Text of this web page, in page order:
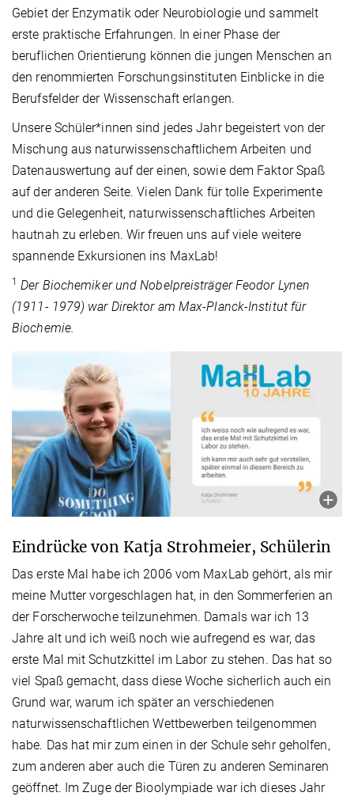
Gebiet der Enzymatik oder Neurobiologie und sammelt
erste praktische Erfahrungen. In einer Phase der
beruflichen Orientierung können die jungen Menschen an
den renommierten Forschungsinstituten Einblicke in die
Berufsfelder der Wissenschaft erlangen.
Unsere Schüler*innen sind jedes Jahr begeistert von der
Mischung aus naturwissenschaftlichem Arbeiten und
Datenauswertung auf der einen, sowie dem Faktor Spaß
auf der anderen Seite. Vielen Dank für tolle Experimente
und die Gelegenheit, naturwissenschaftliches Arbeiten
hautnah zu erleben. Wir freuen uns auf viele weitere
spannende Exkursionen ins MaxLab!
1 Der Biochemiker und Nobelpreisträger Feodor Lynen
(1911- 1979) war Direktor am Max-Planck-Institut für
Biochemie.
Eindrücke von Katja Strohmeier, Schülerin
Das erste Mal habe ich 2006 vom MaxLab gehört, als mir
meine Mutter vorgeschlagen hat, in den Sommerferien an
der Forscherwoche teilzunehmen. Damals war ich 13
Jahre alt und ich weiß noch wie aufregend es war, das
erste Mal mit Schutzkittel im Labor zu stehen. Das hat so
viel Spaß gemacht, dass diese Woche sicherlich auch ein
Grund war, warum ich später an verschiedenen
naturwissenschaftlichen Wettbewerben teilgenommen
habe. Das hat mir zum einen in der Schule sehr geholfen,
zum anderen aber auch die Türen zu anderen Seminaren
geöffnet. Im Zuge der Bioolympiade war ich dieses Jahr